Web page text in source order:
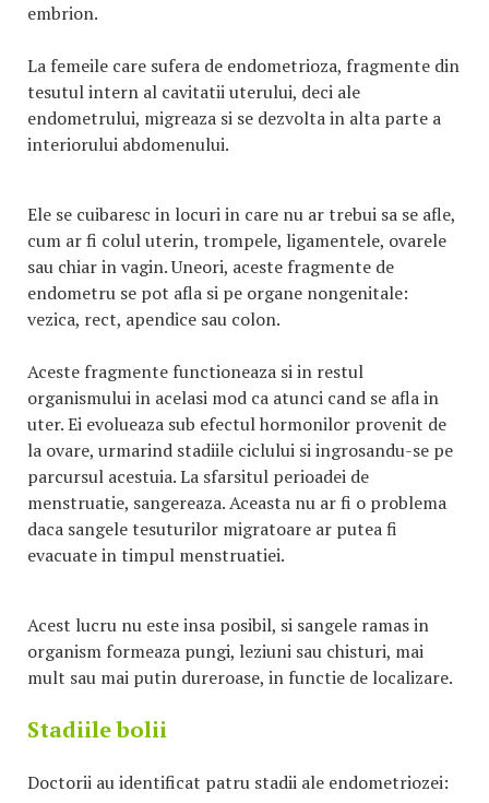
embrion.
La femeile care sufera de endometrioza, fragmente din
tesutul intern al cavitatii uterului, deci ale
endometrului, migreaza si se dezvolta in alta parte a
interiorului abdomenului.
Ele se cuibaresc in locuri in care nu ar trebui sa se afle,
cum ar fi colul uterin, trompele, ligamentele, ovarele
sau chiar in vagin. Uneori, aceste fragmente de
endometru se pot afla si pe organe nongenitale:
vezica, rect, apendice sau colon.
Aceste fragmente functioneaza si in restul
organismului in acelasi mod ca atunci cand se afla in
uter. Ei evolueaza sub efectul hormonilor provenit de
la ovare, urmarind stadiile ciclului si ingrosandu-se pe
parcursul acestuia. La sfarsitul perioadei de
menstruatie, sangereaza. Aceasta nu ar fi o problema
daca sangele tesuturilor migratoare ar putea fi
evacuate in timpul menstruatiei.
Acest lucru nu este insa posibil, si sangele ramas in
organism formeaza pungi, leziuni sau chisturi, mai
mult sau mai putin dureroase, in functie de localizare.
Stadiile bolii
Doctorii au identificat patru stadii ale endometriozei: